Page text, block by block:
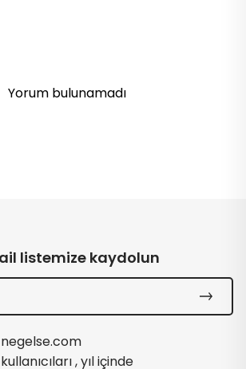
Yorum bulunamadı
listemize kaydolun
negelse.com
kullanıcıları , yıl içinde